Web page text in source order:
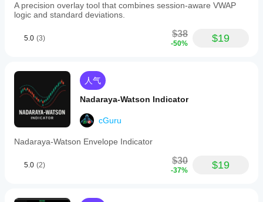
second
with
repainting
time,
lag-
free
risk
status
feedback.
It
does
trades
serves
A precision overlay tool that combines session-aware VWAP
logic and standard deviations.
5.0 (3) $38
-50% $19
人气
Nadaraya-Watson Indicator
cGuru
Nadaraya-Watson Envelope Indicator
5.0 (2) $30
-37% $19